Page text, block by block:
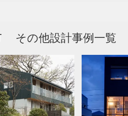
その他設計事例一覧